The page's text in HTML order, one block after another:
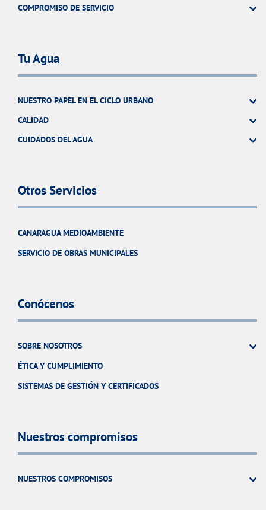
COMPROMISO DE SERVICIO
Tu Agua
NUESTRO PAPEL EN EL CICLO URBANO
CALIDAD
CUIDADOS DEL AGUA
Otros Servicios
CANARAGUA MEDIOAMBIENTE
SERVICIO DE OBRAS MUNICIPALES
Conócenos
SOBRE NOSOTROS
ÉTICA Y CUMPLIMIENTO
SISTEMAS DE GESTIÓN Y CERTIFICADOS
Nuestros compromisos
NUESTROS COMPROMISOS